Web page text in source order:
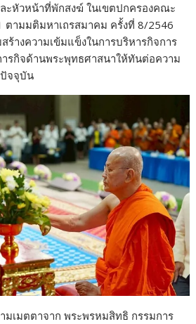
ละหัวหน้าที่พักสงฆ์ ในเขตปกครองคณะ
ตามมติมหาเถรสมาคม ครั้งที่ 8/2546
ร้างความเข้มแข็งในการบริหารกิจการ
รกิจด้านพระพุทธศาสนาให้ทันต่อความ
จจุบัน
มเมตตาจาก พระพรหมสิทธิ กรรมการ